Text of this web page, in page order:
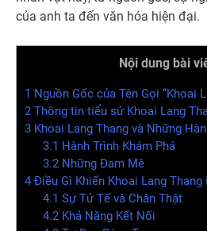
của anh ta đến văn hóa hiện đại.
Nội dung bài
1 Nguồn Gốc của Tên Gọi “Khoai
2 Thông tin tiểu sử Khoai Lang
3 Khoai Lang Thang và Những
3.1 Hành Trình Khám Phá
3.2Những Đam Mê
4 Điều Gì Khiến Khoai Lang Thang
4.1 Sự Tử Tế và Chân Thật
4.2Khả Năng Kết Nối